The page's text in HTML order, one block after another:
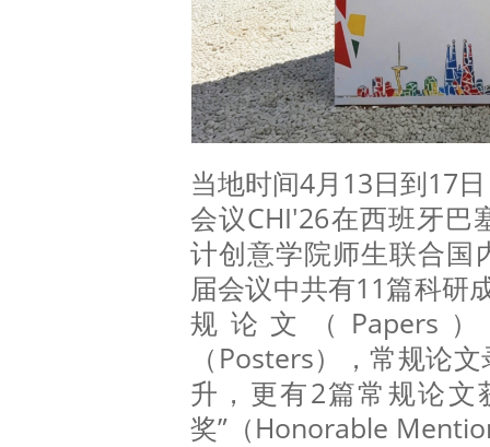
当地时间4月13日到17
会议CHI'26在西班牙巴
计创意学院师生联合国
届会议中共有11篇科研
规论文（Papers
（Posters），常规论
升，更有2篇常规论文
奖”（Honorable